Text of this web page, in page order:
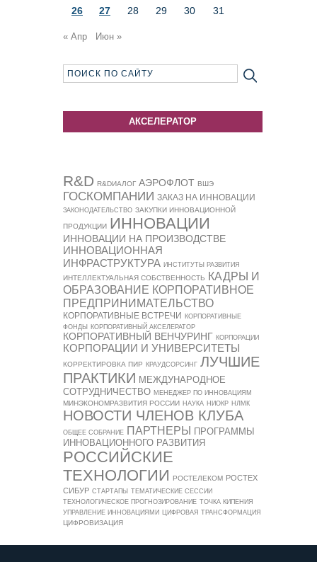
26
27 28 29 30 31
« Апр Июн »
АКСЕЛЕРАТОР
R&D R&DИАЛОГ АЭРОФЛОТ ВШЭ
ГОСКОМПАНИИ ЗАКАЗ НА ИННОВАЦИИ
ЗАКОНОДАТЕЛЬСТВО ЗАКУПКИ ИННОВАЦИОННОЙ
ПРОДУКЦИИ ИННОВАЦИИ
ИННОВАЦИИ НА ПРОИЗВОДСТВЕ
ИННОВАЦИОННАЯ
ИНФРАСТРУКТУРА ИНСТИТУТЫ РАЗВИТИЯ
ИНТЕЛЛЕКТУАЛЬНАЯ СОБСТВЕННОСТЬ КАДРЫ И
ОБРАЗОВАНИЕ КОРПОРАТИВНОЕ
ПРЕДПРИНИМАТЕЛЬСТВО
КОРПОРАТИВНЫЕ ВСТРЕЧИ
КОРПОРАТИВНЫЕ
ФОНДЫ
КОРПОРАТИВНЫЙ АКСЕЛЕРАТОР
КОРПОРАТИВНЫЙ ВЕНЧУРИНГ КОРПОРАЦИИ
КОРПОРАЦИИ И УНИВЕРСИТЕТЫ
КОРРЕКТИРОВКА ПИР КРАУДСОРСИНГ ЛУЧШИЕ
ПРАКТИКИ МЕЖДУНАРОДНОЕ
СОТРУДНИЧЕСТВО МЕНЕДЖЕР ПО ИННОВАЦИЯМ
МИНЭКОНОМРАЗВИТИЯ РОССИИ НАУКА НИОКР НЛМК
НОВОСТИ ЧЛЕНОВ КЛУБА
ОБЩЕЕ СОБРАНИЕ ПАРТНЕРЫ
ПРОГРАММЫ
ИННОВАЦИОННОГО РАЗВИТИЯ
РОССИЙСКИЕ
ТЕХНОЛОГИИ
РОСТЕЛЕКОМ РОСТЕХ
СИБУР СТАРТАПЫ ТЕМАТИЧЕСКИЕ СЕССИИ
ТЕХНОЛОГИЧЕСКОЕ ПРОГНОЗИРОВАНИЕ ТОЧКА КИПЕНИЯ
УПРАВЛЕНИЕ ИННОВАЦИЯМИ ЦИФРОВАЯ ТРАНСФОРМАЦИЯ
ЦИФРОВИЗАЦИЯ